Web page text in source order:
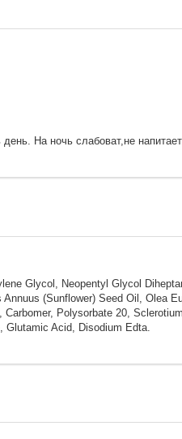
На ночь слабоват,не
Glycol, Neopentyl Glycol
(Sunflower) Seed Oil, Olea
Polysorbate 20,
Acid, Disodium Edta.